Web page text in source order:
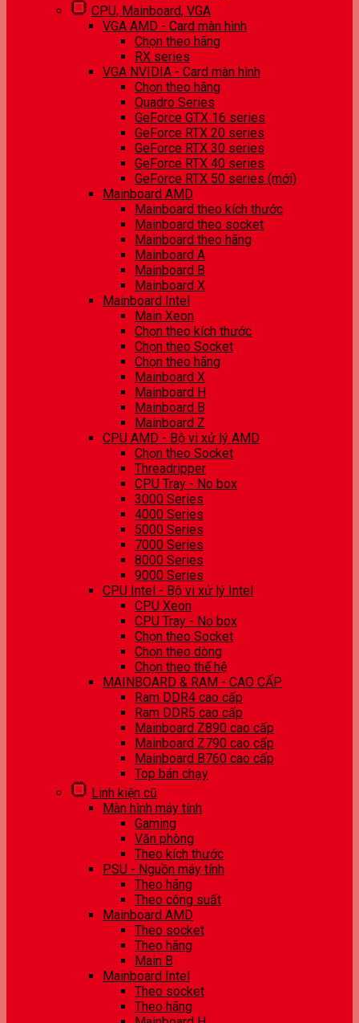
CPU, Mainboard, VGA
VGA AMD - Card màn hình
Chọn theo hãng
RX series
VGA NVIDIA - Card màn hình
Chọn theo hãng
Quadro Series
GeForce GTX 16 series
GeForce RTX 20 series
GeForce RTX 30 series
GeForce RTX 40 series
GeForce RTX 50 series (mới)
Mainboard AMD
Mainboard theo kích thước
Mainboard theo socket
Mainboard theo hãng
Mainboard A
Mainboard B
Mainboard X
Mainboard Intel
Main Xeon
Chọn theo kích thước
Chọn theo Socket
Chọn theo hãng
Mainboard X
Mainboard H
Mainboard B
Mainboard Z
CPU AMD - Bộ vi xử lý AMD
Chọn theo Socket
Threadripper
CPU Tray - No box
3000 Series
4000 Series
5000 Series
7000 Series
8000 Series
9000 Series
CPU Intel - Bộ vi xử lý Intel
CPU Xeon
CPU Tray - No box
Chọn theo Socket
Chọn theo dòng
Chọn theo thế hệ
MAINBOARD & RAM - CAO CẤP
Ram DDR4 cao cấp
Ram DDR5 cao cấp
Mainboard Z890 cao cấp
Mainboard Z790 cao cấp
Mainboard B760 cao cấp
Top bán chạy
Linh kiện cũ
Màn hình máy tính
Gaming
Văn phòng
Theo kích thước
PSU - Nguồn máy tính
Theo hãng
Theo công suất
Mainboard AMD
Theo socket
Theo hãng
Main B
Mainboard Intel
Theo socket
Theo hãng